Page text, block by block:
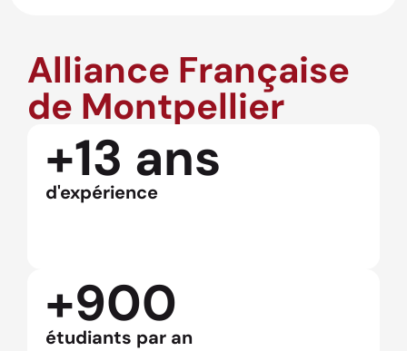
Alliance Française
de Montpellier
+13 ans
d'expérience
+900
étudiants par an